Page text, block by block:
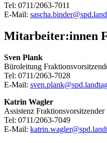
Tel: 0711/2063-7011
E-Mail:
Mitarbeiter:innen
Sven Plank
Büroleitung
Tel: 0711/2063-7028
E-Mail:
Katrin Wagler
Assistenz Fraktionsvorsitzender
Tel: 0711/2063-7049
E-Mail: